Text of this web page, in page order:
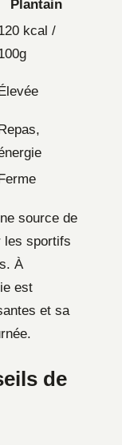
Plantain
kcal /
source de
les sportifs
À
est
et sa
de